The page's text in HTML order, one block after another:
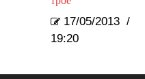
17/05/2013 /
19:20